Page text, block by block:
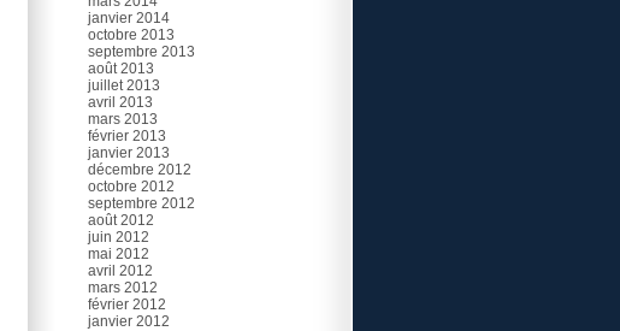
janvier 2014
octobre 2013
septembre 2013
août 2013
juillet 2013
avril 2013
mars 2013
février 2013
janvier 2013
décembre 2012
octobre 2012
septembre 2012
août 2012
juin 2012
mai 2012
avril 2012
mars 2012
février 2012
janvier 2012